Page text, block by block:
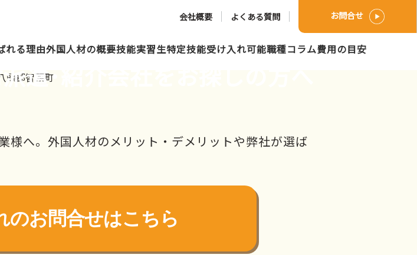
会社概要 よくある質問 お問合せ
れる理由外国人材の概要技能実習生特定技能受け入れ可能職種コラム費用の目安
遣･紹介会社をお探しの方へ
様へ。外国人材のメリット・デメリットや弊社が選ば
のお問合せはこちら